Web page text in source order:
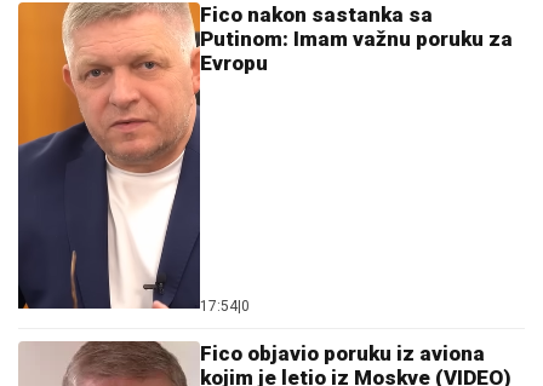
Fico nakon sastanka sa
Putinom: Imam važnu poruku za
Evropu
17:54 0
Fico objavio poruku iz aviona
kojim je letio iz Moskve (VIDEO)